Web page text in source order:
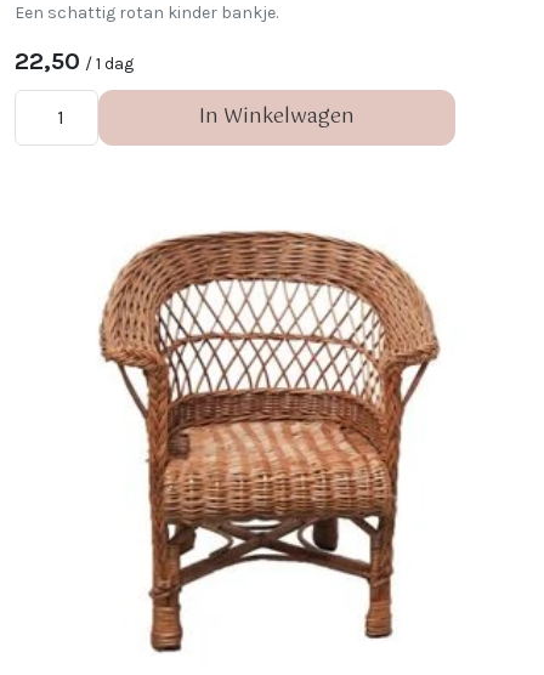
Een schattig rotan kinder bankje.
22,50 / 1 dag
In Winkelwagen